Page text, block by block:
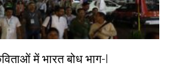
में भारत बोध भाग-I